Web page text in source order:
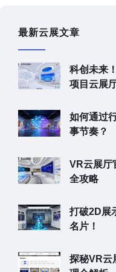
最新云展文章
科创未来
项目云展
如何通过
事节奏？
VR云展厅
全攻略
打破2D展
名片！
探秘VR云